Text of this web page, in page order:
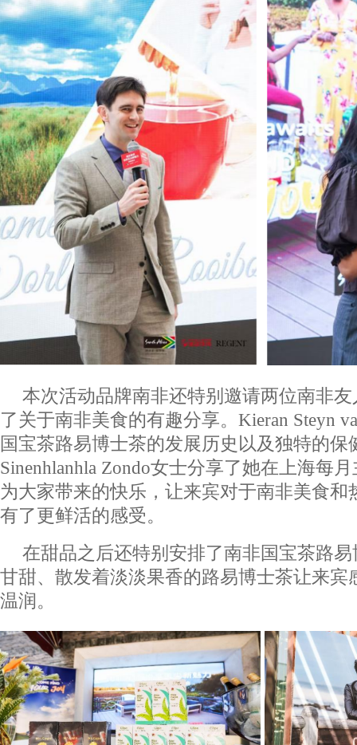
本次活动品牌南非还特别邀请两位南非
了关于南非美食的有趣分享。Kieran Steyn
国宝茶路易博士茶的发展历史以及独特的保
Sinenhlanhla Zondo女士分享了她在上海每
为大家带来的快乐，让来宾对于南非美食和
有了更鲜活的感受。
在甜品之后还特别安排了南非国宝茶路
甘甜、散发着淡淡果香的路易博士茶让来宾
温润。